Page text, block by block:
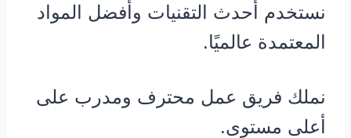
نستخدم أحدث التقنيات وأفضل المواد
المعتمدة عالميًا.
نملك فريق عمل محترف ومدرب على
أعلى مستوى.